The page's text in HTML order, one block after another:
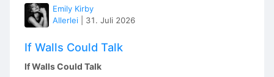
The Organizer’s silent shadow.
Always one step ahead.
Minimal dialogue but an important on-screen presence
throughout the project.
Emily Kirby
Allerlei
31. Juli 2026
If Walls Could Talk
If Walls Could Talk